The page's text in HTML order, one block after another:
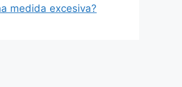
medida excesiva?